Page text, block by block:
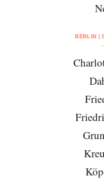
BERLIN |